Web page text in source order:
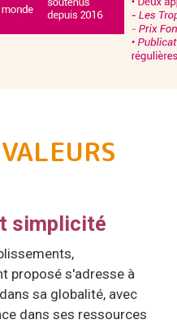
simplicité
proposé s'adresse à
sa globalité, avec
dans ses ressources